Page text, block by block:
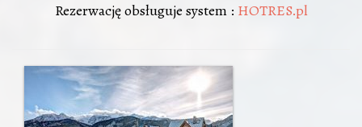
Rezerwację obsługuje system : HOTRES.pl